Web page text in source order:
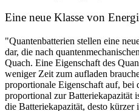
Eine neue Klasse von
"Quantenbatterien stellen eine
dar, die nach
Quach. Eine Eigenschaft des
weniger Zeit zum aufladen
proportionale Eigenschaft auf, bei
proportional zur Batteriekapazität
die Batteriekapazität, desto